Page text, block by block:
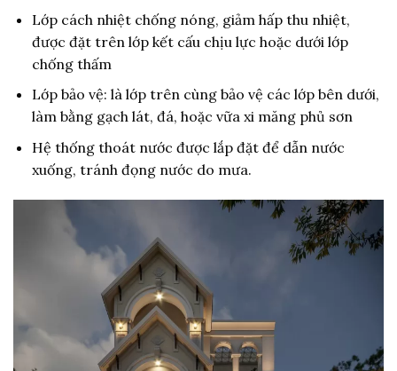
Lớp cách nhiệt chống nóng, giảm hấp thu nhiệt,
được đặt trên lớp kết cấu chịu lực hoặc dưới lớp
chống thấm
Lớp bảo vệ: là lớp trên cùng bảo vệ các lớp bên dưới,
làm bằng gạch lát, đá, hoặc vữa xi măng phủ sơn
Hệ thống thoát nước được lắp đặt để dẫn nước
xuống, tránh đọng nước do mưa.